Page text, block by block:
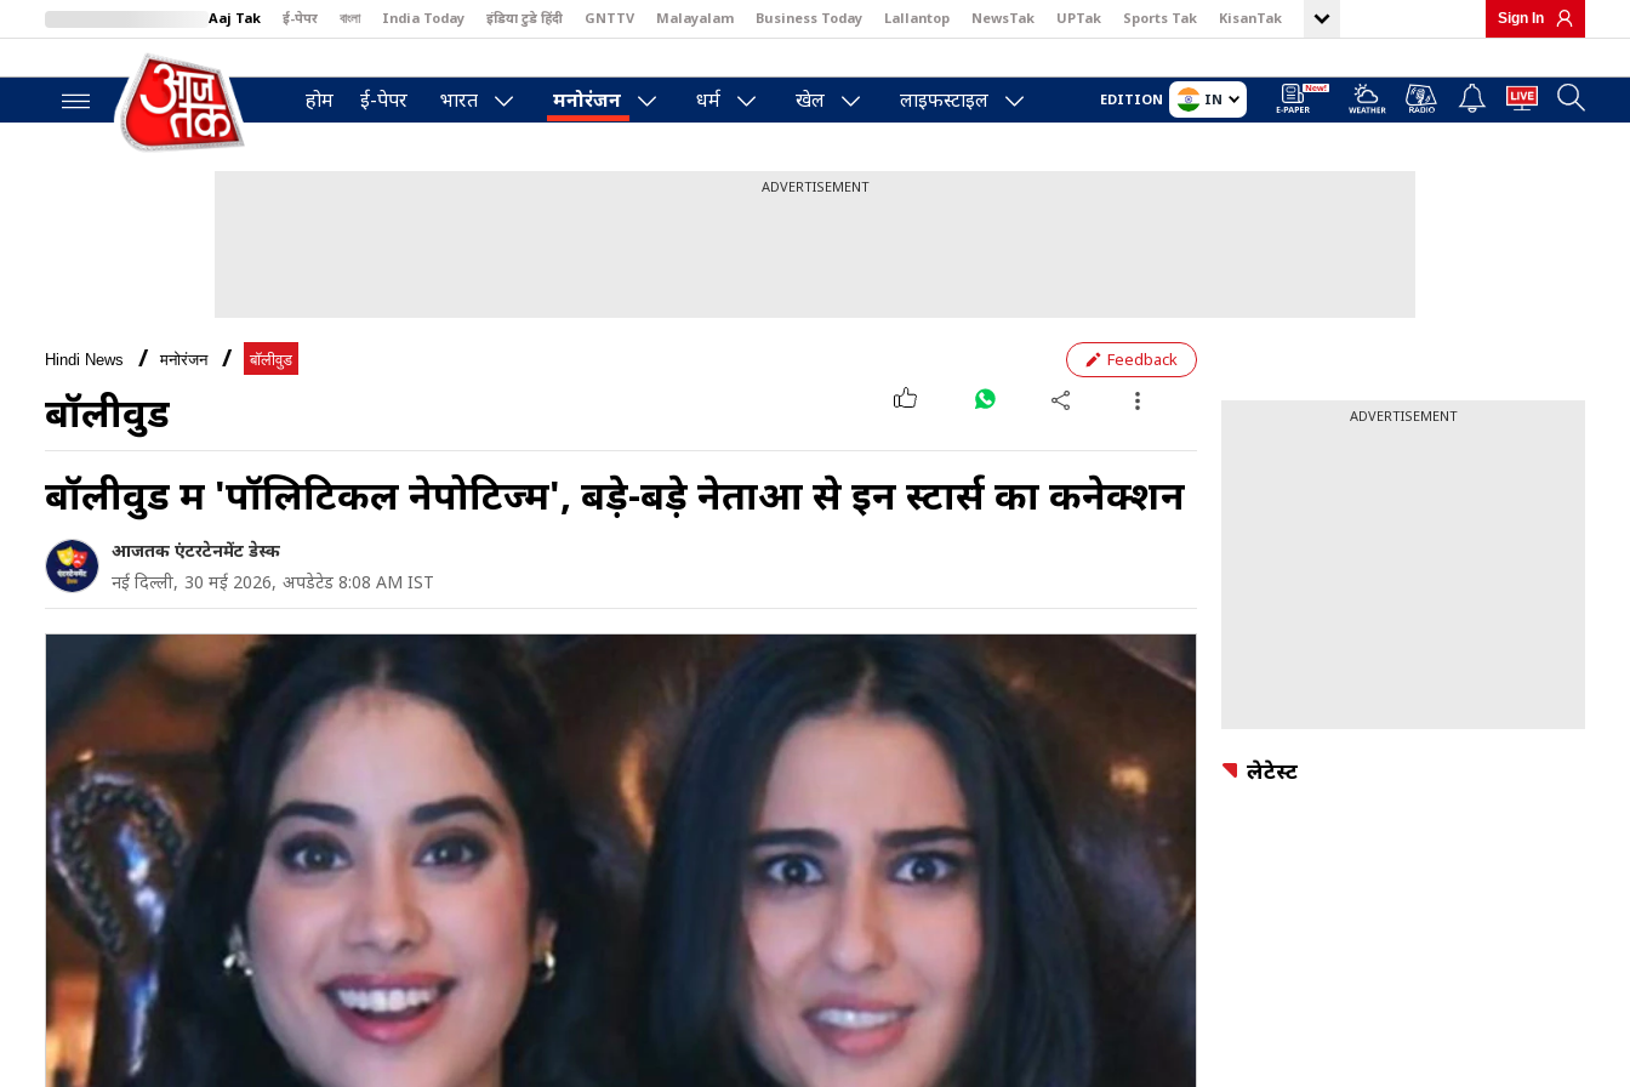
Aaj Tak ई-पेपर বাংলা India Today इंडिया टुडे हिंदी GNTTV Malayalam Business Today Lallantop NewsTak UPTak Sports Tak KisanTak
BT Bazaar
Sign In
होम ई-पेपर भारत मनोरंजन धर्म खेल लाइफस्टाइल EDITION IN
ADVERTISEMENT
Hindi News मनोरंजन बॉलीवुड Feedback
बॉलीवुड
बॉलीवुड में 'पॉलिटिकल नेपोटिज्म', बड़े-बड़े नेताओं से इन स्टार्स का कनेक्शन
आजतक एंटरटेनमेंट डेस्क
नई दिल्ली, 30 मई 2026, अपडेटेड 8:08 AM IST
ADVERTISEMENT
लेटेस्ट